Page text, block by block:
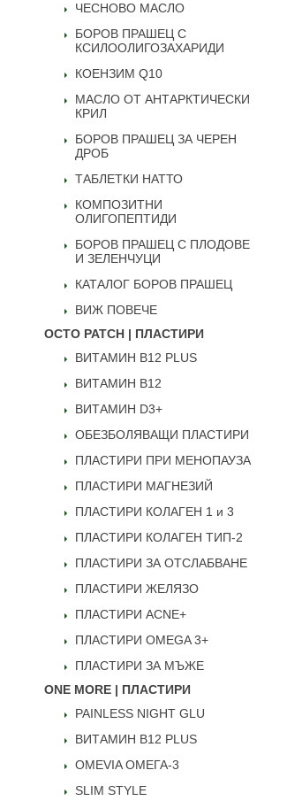
ЧЕСНОВО МАСЛО
БОРОВ ПРАШЕЦ С
КСИЛООЛИГОЗАХАРИДИ
КОЕНЗИМ Q10
МАСЛО ОТ АНТАРКТИЧЕСКИ
КРИЛ
БОРОВ ПРАШЕЦ ЗА ЧЕРЕН
ДРОБ
ТАБЛЕТКИ НАТТО
КОМПОЗИТНИ
ОЛИГОПЕПТИДИ
БОРОВ ПРАШЕЦ С ПЛОДОВЕ
И ЗЕЛЕНЧУЦИ
КАТАЛОГ БОРОВ ПРАШЕЦ
ВИЖ ПОВЕЧЕ
OCTO PATCH | ПЛАСТИРИ
ВИТАМИН B12 PLUS
ВИТАМИН B12
ВИТАМИН D3+
ОБЕЗБОЛЯВАЩИ ПЛАСТИРИ
ПЛАСТИРИ ПРИ МЕНОПАУЗА
ПЛАСТИРИ МАГНЕЗИЙ
ПЛАСТИРИ КОЛАГЕН 1 и 3
ПЛАСТИРИ КОЛАГЕН ТИП-2
ПЛАСТИРИ ЗА ОТСЛАБВАНЕ
ПЛАСТИРИ ЖЕЛЯЗО
ПЛАСТИРИ ACNE+
ПЛАСТИРИ OMEGA 3+
ПЛАСТИРИ ЗА МЪЖЕ
ONE MORE | ПЛАСТИРИ
PAINLESS NIGHT GLU
ВИТАМИН B12 PLUS
ОMEVIA ОМЕГА-3
SLIM STYLE